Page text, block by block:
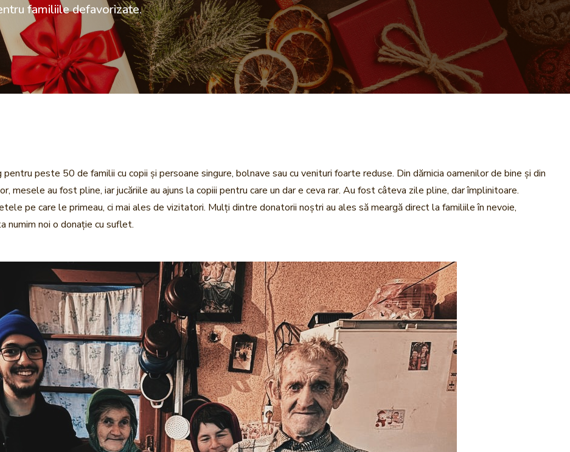
familiile defavorizate.
pentru peste 50 de familii cu copii și persoane singure, bolnave sau cu venituri foarte reduse. Din dărnicia oamenilor de bine și din
mesele au fost pline, iar jucăriile au ajuns la copiii pentru care un dar e ceva rar. Au fost câteva zile pline, dar împlinitoare.
pe care le primeau, ci mai ales de vizitatori. Mulți dintre donatorii noștri au ales să meargă direct la familiile în nevoie,
numim noi o donație cu suflet.